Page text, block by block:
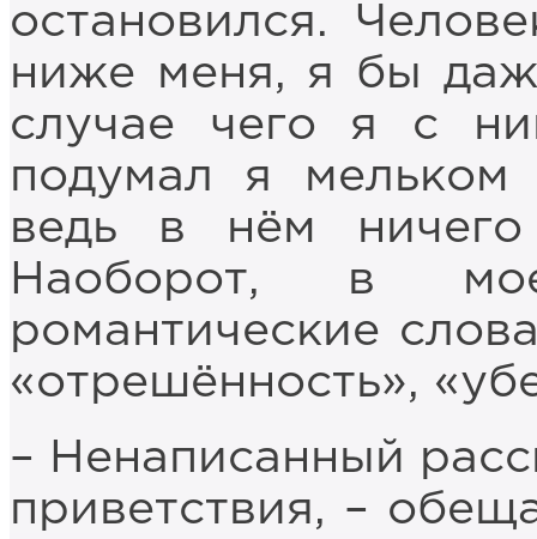
остановился.
ниже меня, я бы
случае чего я с
подумал я
ведь в нём ничего
Наоборот, в
романтические
«отрешённость»,
– Ненаписанный
приветствия, –